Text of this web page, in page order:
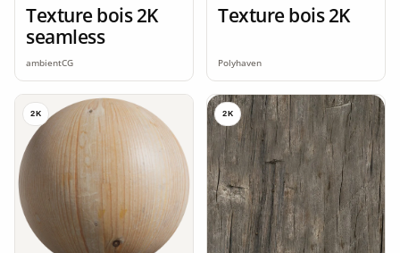
Texture bois 2K
seamless
ambientCG
Texture bois 2K
Polyhaven
2K 2K